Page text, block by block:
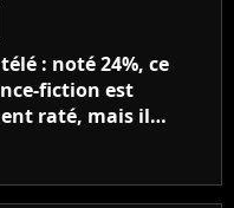
: noté 24%, ce
fiction est
raté, mais il
encore pire à